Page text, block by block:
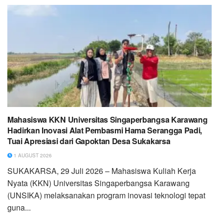
Mahasiswa KKN Universitas Singaperbangsa Karawang
Hadirkan Inovasi Alat Pembasmi Hama Serangga Padi,
Tuai Apresiasi dari Gapoktan Desa Sukakarsa
1 AUGUST 2026
SUKAKARSA, 29 Juli 2026 – Mahasiswa Kuliah Kerja
Nyata (KKN) Universitas Singaperbangsa Karawang
(UNSIKA) melaksanakan program inovasi teknologi tepat
guna...